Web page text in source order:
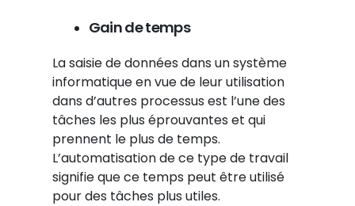
Gain de temps
La saisie de données dans un système
informatique en vue de leur utilisation
dans d’autres processus est l’une des
tâches les plus éprouvantes et qui
prennent le plus de temps.
L’automatisation de ce type de travail
signifie que ce temps peut être utilisé
pour des tâches plus utiles.